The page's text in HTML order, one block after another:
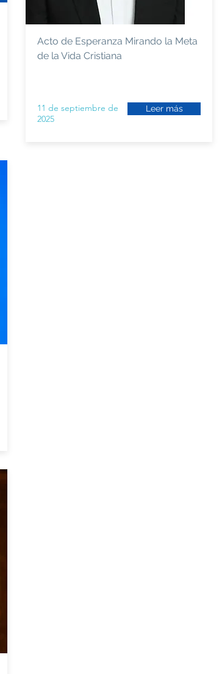
Acto de Esperanza Mirando la Meta
de la Vida Cristiana
11 de septiembre de
2025
Leer más